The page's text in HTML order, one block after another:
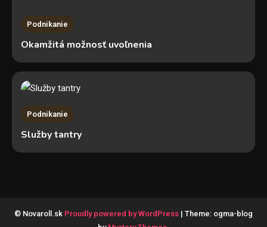
Podnikanie
Okamžitá možnosť uvoľnenia
Podnikanie
Služby tantry
© Novaroll.sk Proudly powered by WordPress | Theme: ogma-blog